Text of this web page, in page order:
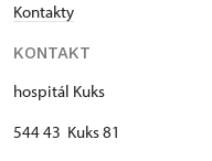
Kontakty
KONTAKT
hospitál Kuks
544 43 Kuks 81